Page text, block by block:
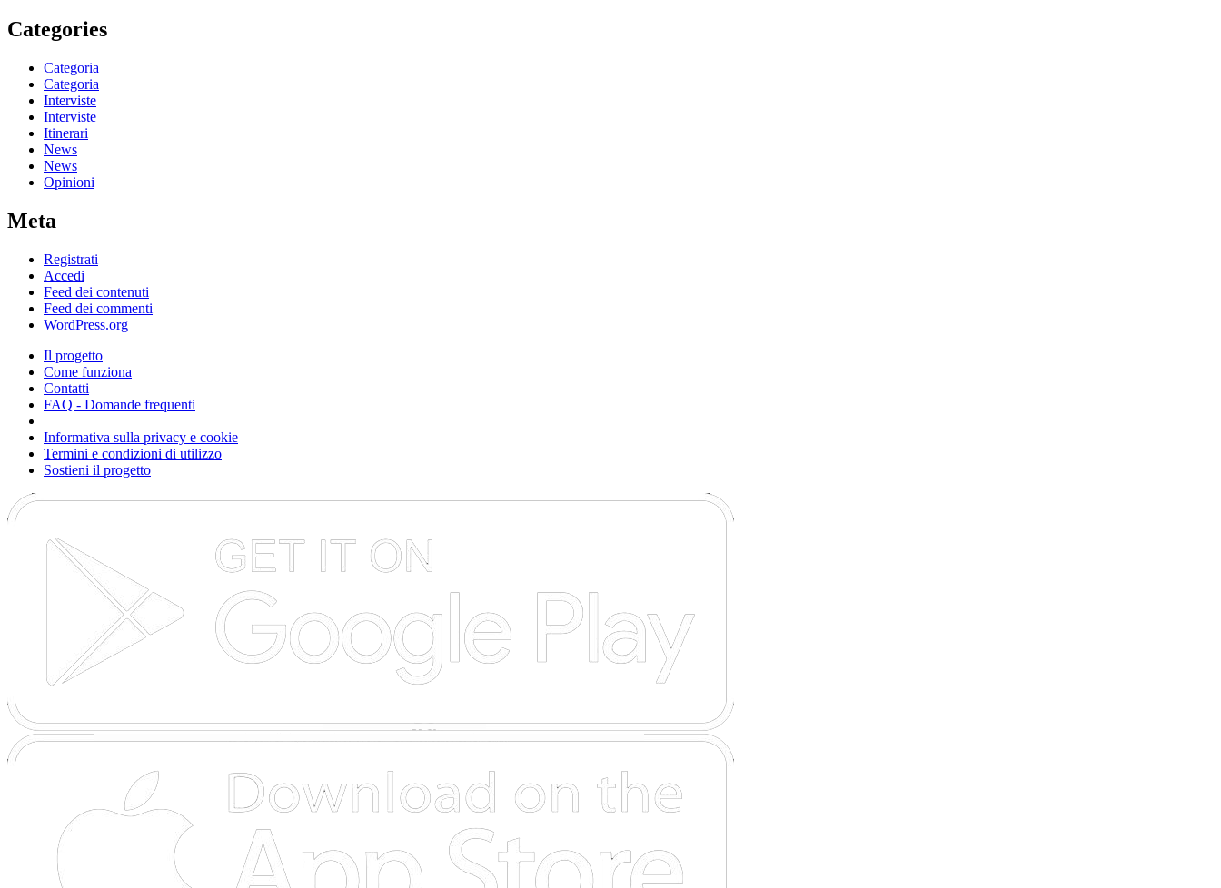
Categories
Categoria
Categoria
Interviste
Interviste
Itinerari
News
News
Opinioni
Meta
Registrati
Accedi
Feed dei contenuti
Feed dei commenti
WordPress.org
Il progetto
Come funziona
Contatti
FAQ - Domande frequenti
Informativa sulla privacy e cookie
Termini e condizioni di utilizzo
Sostieni il progetto